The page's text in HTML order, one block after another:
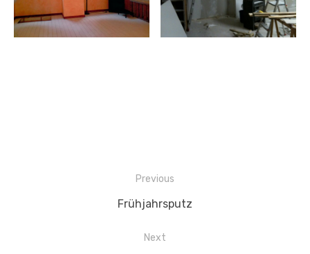
Beitragsnavigation
Previous
Previous
Frühjahrsputz
Next